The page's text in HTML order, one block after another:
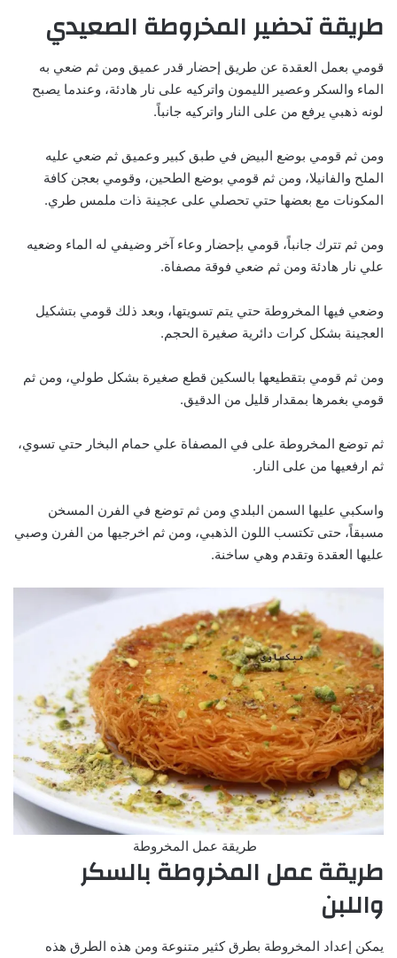
طريقة تحضير المخروطة الصعيدي
قومي بعمل العقدة عن طريق إحضار قدر عميق ومن ثم ضعي به
الماء والسكر وعصير الليمون واتركيه على نار هادئة، وعندما يصبح
لونه ذهبي يرفع من على النار واتركيه جانباً.
ومن ثم قومي بوضع البيض في طبق كبير وعميق ثم ضعي عليه
الملح والفانيلا، ومن ثم قومي بوضع الطحين، وقومي بعجن كافة
المكونات مع بعضها حتي تحصلي على عجينة ذات ملمس طري.
ومن ثم تترك جانباً، قومي بإحضار وعاء آخر وضيفي له الماء وضعيه
علي نار هادئة ومن ثم ضعي فوقة مصفاة.
وضعي فيها المخروطة حتي يتم تسويتها، وبعد ذلك قومي بتشكيل
العجينة بشكل كرات دائرية صغيرة الحجم.
ومن ثم قومي بتقطيعها بالسكين قطع صغيرة بشكل طولي، ومن ثم
قومي بغمرها بمقدار قليل من الدقيق.
ثم توضع المخروطة على في المصفاة علي حمام البخار حتي تسوي،
ثم ارفعيها من على النار.
واسكبي عليها السمن البلدي ومن ثم توضع في الفرن المسخن
مسبقاً، حتى تكتسب اللون الذهبي، ومن ثم اخرجيها من الفرن وصبي
عليها العقدة وتقدم وهي ساخنة.
طريقة عمل المخروطة
طريقة عمل المخروطة بالسكر
واللبن
يمكن إعداد المخروطة بطرق كثير متنوعة ومن هذه الطرق هذه